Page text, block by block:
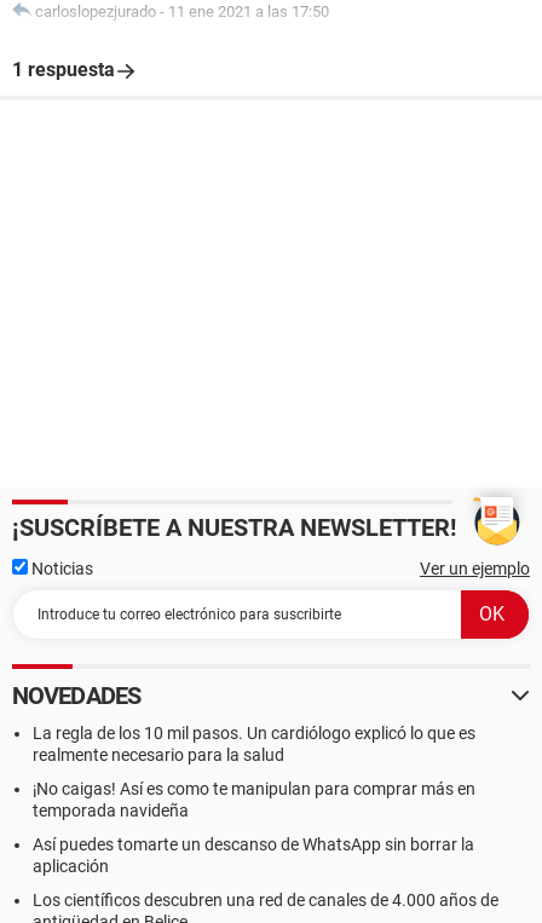
carloslopezjurado - 11 ene 2021 a las 17:50
1 respuesta
¡SUSCRÍBETE A NUESTRA NEWSLETTER!
Noticias Ver un ejemplo
NOVEDADES
La regla de los 10 mil pasos. Un cardiólogo explicó lo que es
realmente necesario para la salud
¡No caigas! Así es como te manipulan para comprar más en
temporada navideña
Así puedes tomarte un descanso de WhatsApp sin borrar la
aplicación
Los científicos descubren una red de canales de 4.000 años de